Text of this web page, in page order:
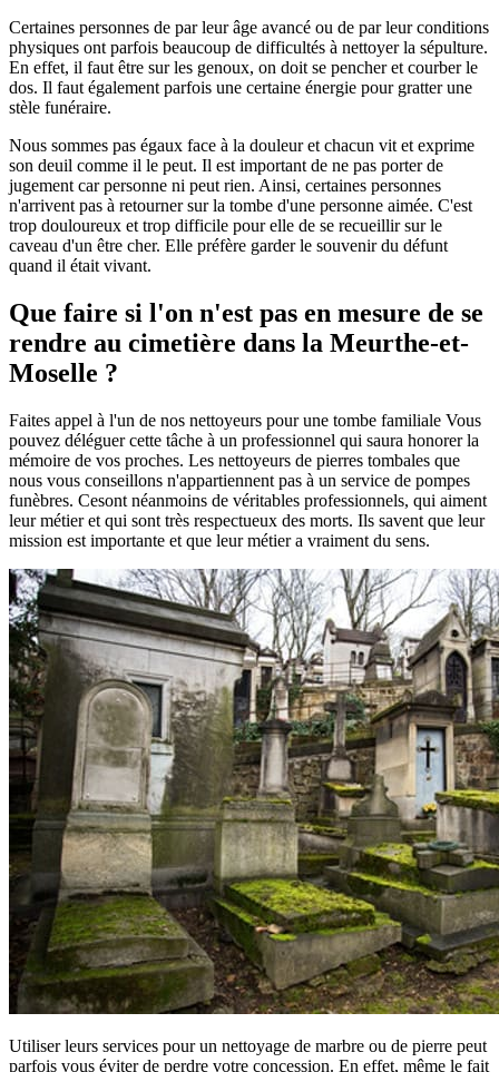
Certaines personnes de par leur âge avancé ou de par leur conditions
physiques ont parfois beaucoup de difficultés à nettoyer la sépulture.
En effet, il faut être sur les genoux, on doit se pencher et courber le
dos. Il faut également parfois une certaine énergie pour gratter une
stèle funéraire.
Nous sommes pas égaux face à la douleur et chacun vit et exprime
son deuil comme il le peut. Il est important de ne pas porter de
jugement car personne ni peut rien. Ainsi, certaines personnes
n'arrivent pas à retourner sur la tombe d'une personne aimée. C'est
trop douloureux et trop difficile pour elle de se recueillir sur le
caveau d'un être cher. Elle préfère garder le souvenir du défunt
quand il était vivant.
Que faire si l'on n'est pas en mesure de se
rendre au cimetière dans la Meurthe-et-
Moselle ?
Faites appel à l'un de nos nettoyeurs pour une tombe familiale Vous
pouvez déléguer cette tâche à un professionnel qui saura honorer la
mémoire de vos proches. Les nettoyeurs de pierres tombales que
nous vous conseillons n'appartiennent pas à un service de pompes
funèbres. Cesont néanmoins de véritables professionnels, qui aiment
leur métier et qui sont très respectueux des morts. Ils savent que leur
mission est importante et que leur métier a vraiment du sens.
Utiliser leurs services pour un nettoyage de marbre ou de pierre peut
parfois vous éviter de perdre votre concession. En effet, même le fait